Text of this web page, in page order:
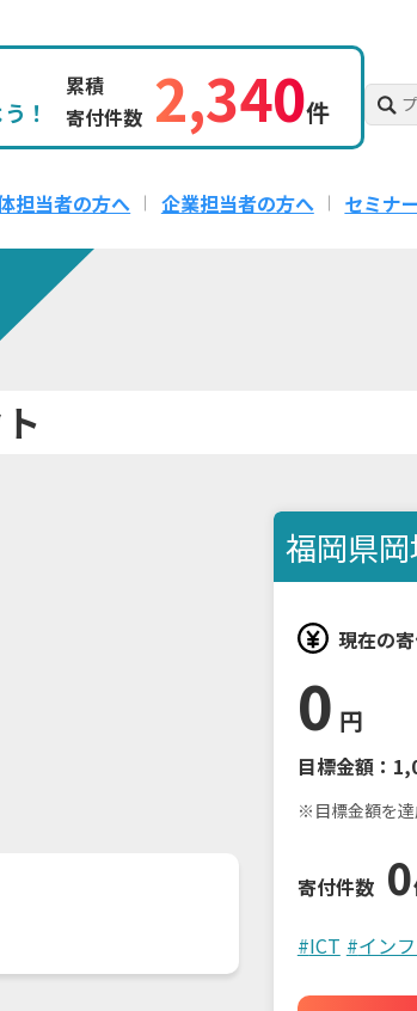
！
累積
寄付件数 2,340件
担当者の方へ 企業担当者の方へ セミナ
福岡県
現在の
0 円
目標金額：
※目標金額を
寄付件数 0
#ICT #イン